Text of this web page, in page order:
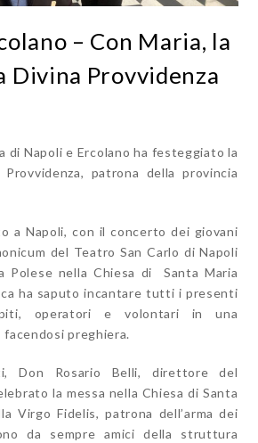
– Con Maria, la
Divina Provvidenza
di Napoli e Ercolano ha festeggiato la
patrona della provincia
a Napoli, con il concerto dei giovani
del Teatro San Carlo di Napoli
Polese nella Chiesa di Santa Maria
ha saputo incantare tutti i presenti
operatori e volontari in una
preghiera.
Don Rosario Belli, direttore del
la messa nella Chiesa di Santa
Virgo Fidelis, patrona dell’arma dei
da sempre amici della struttura